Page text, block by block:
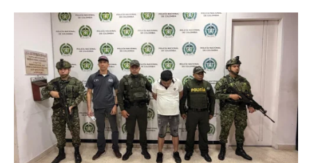
EMISIÓN 11:30 PM